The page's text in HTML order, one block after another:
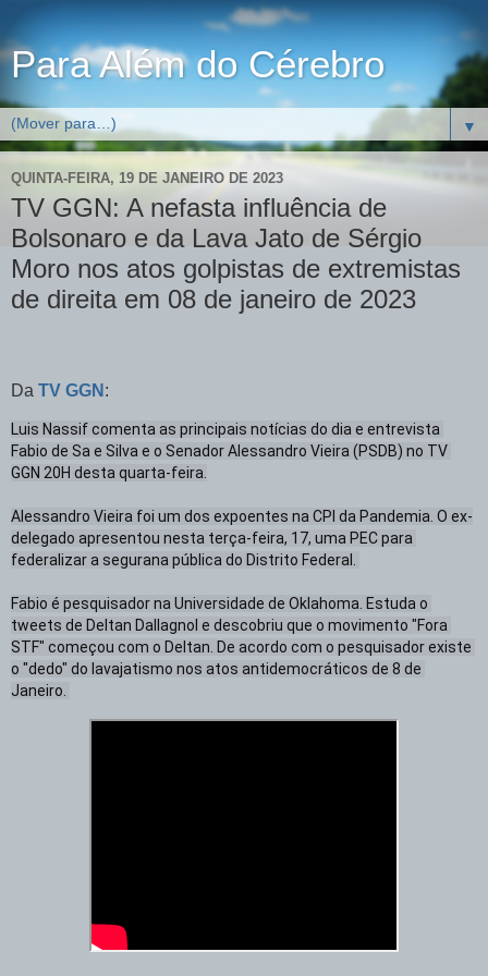
Para Além do Cérebro
▼
QUINTA-FEIRA, 19 DE JANEIRO DE 2023
TV GGN: A nefasta influência de
Bolsonaro e da Lava Jato de Sérgio
Moro nos atos golpistas de extremistas
de direita em 08 de janeiro de 2023
Da TV GGN :
Luis Nassif comenta as principais notícias do dia e entrevista
Fabio de Sa e Silva e o Senador Alessandro Vieira (PSDB) no TV
GGN 20H desta quarta-feira.
Alessandro Vieira foi um dos expoentes na CPI da Pandemia. O ex-
delegado apresentou nesta terça-feira, 17, uma PEC para
federalizar a segurana pública do Distrito Federal.
Fabio é pesquisador na Universidade de Oklahoma. Estuda o
tweets de Deltan Dallagnol e descobriu que o movimento "Fora
STF" começou com o Deltan. De acordo com o pesquisador existe
o "dedo" do lavajatismo nos atos antidemocráticos de 8 de
Janeiro.